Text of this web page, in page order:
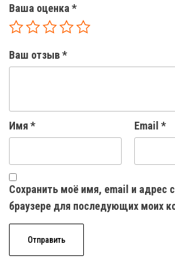
Ваша оценка *
Ваш отзыв*
Имя * Email *
Сохранить моё имя, email и адрес
браузере для последующих моих